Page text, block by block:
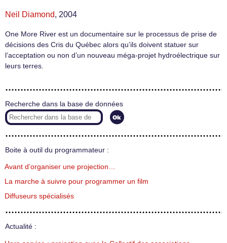
Neil Diamond, 2004
One More River est un documentaire sur le processus de prise de
décisions des Cris du Québec alors qu’ils doivent statuer sur
l’acceptation ou non d’un nouveau méga-projet hydroélectrique sur
leurs terres.
Recherche dans la base de données
Boite à outil du programmateur :
Avant d’organiser une projection…
La marche à suivre pour programmer un film
Diffuseurs spécialisés
Actualité :